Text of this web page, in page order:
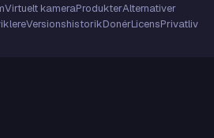
Virtuelt kameraProdukterAlternativer
VersionshistorikDonérLicensPrivatliv